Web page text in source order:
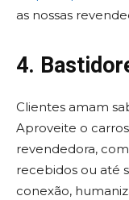
as nossas
4.
Clientes amam
Aproveite o
revendedora,
recebidos ou até
conexão,